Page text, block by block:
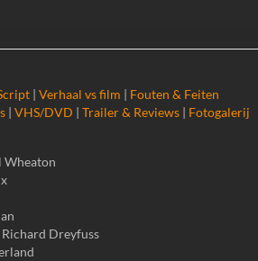
| Verhaal vs film | Fouten & Feiten
| VHS/DVD | Trailer & Reviews | Fotogalerij
Wheaton
Dreyfuss